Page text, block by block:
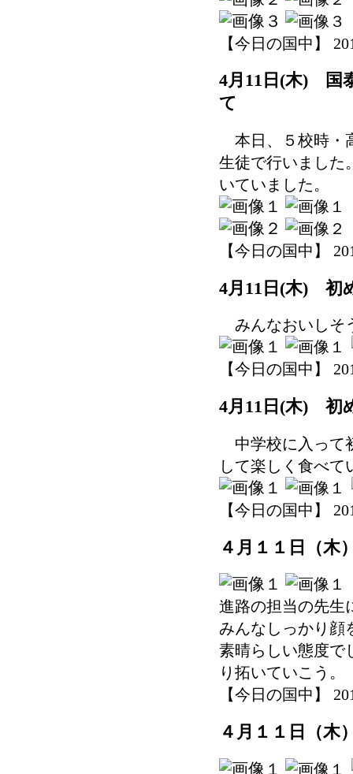
【今日の国中】
4月11日(木) 国
て
本日、５校時・
生徒で行いました
いていました。
【今日の国中】
4月11日(木) 初
みんなおいしそ
【今日の国中】
4月11日(木) 初
中学校に入って
して楽しく食べて
【今日の国中】
４月１１日（
進路の担当の先生
みんなしっかり顔
素晴らしい態度で
り拓いていこう。
【今日の国中】
４月１１日（木